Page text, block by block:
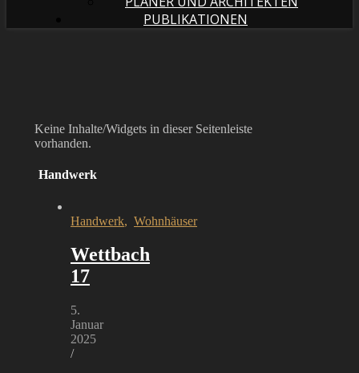
PUBLIKATIONEN
Keine Inhalte/Widgets in dieser Seitenleiste
vorhanden.
Handwerk
Handwerk, Wohnhäuser
Wettbach
17
5.
Januar
2025
/